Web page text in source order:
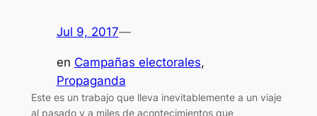
Jul 9, 2017—
en Campañas electorales
Propaganda
Este es un trabajo que lleva inevitablemente a un viaje
al pasado y a miles de acontecimientos que